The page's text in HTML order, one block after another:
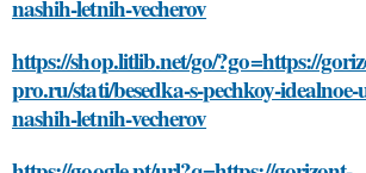
nashih-letnih-vecherov
https://shop.litlib.net/go/?go=https://
pro.ru/stati/besedka-s-pechkoy-
nashih-letnih-vecherov